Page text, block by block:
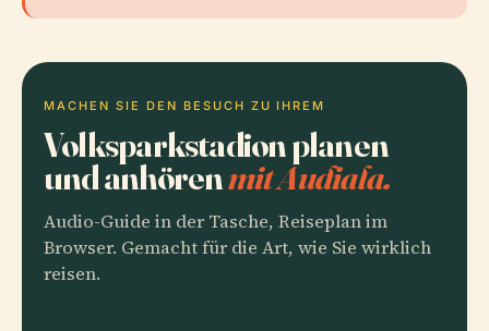
MACHEN SIE DEN BESUCH ZU IHREM
Volksparkstadion planen
und anhörenmit Audiala.
Audio-Guide in der Tasche, Reiseplan im
Browser. Gemacht für die Art, wie Sie wirklich
reisen.